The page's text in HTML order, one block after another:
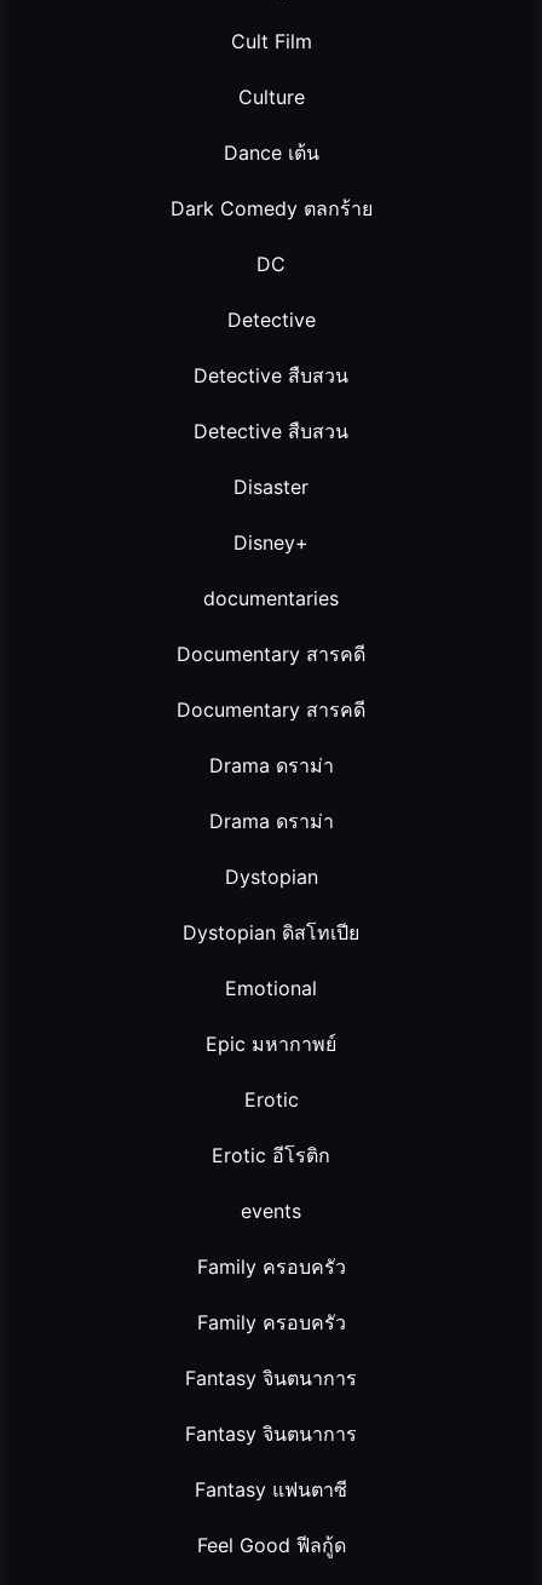
Cult Film
Culture
Dance เต้น
Dark Comedy ตลกร้าย
DC
Detective
Detective สืบสวน
Detective สืบสวน
Disaster
Disney+
documentaries
Documentary สารคดี
Documentary สารคดี
Drama ดราม่า
Drama ดราม่า
Dystopian
Dystopian ดิสโทเปีย
Emotional
Epic มหากาพย์
Erotic
Erotic อีโรติก
events
Family ครอบครัว
Family ครอบครัว
Fantasy จินตนาการ
Fantasy จินตนาการ
Fantasy แฟนตาซี
Feel Good ฟีลกู้ด